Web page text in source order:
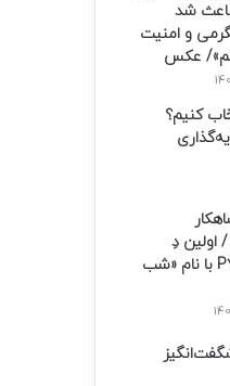
باعث شد
و امنیت
عکس
کنیم؟
اولین دِ
توماسو P۷۲ با نام «شب